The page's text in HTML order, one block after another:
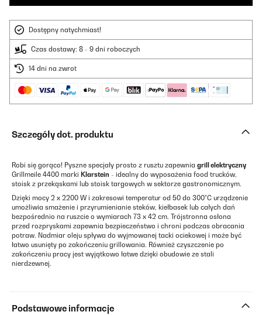
Dostępny natychmiast!
Czas dostawy: 8 - 9 dni roboczych
14 dni na zwrot
Szczegóły dot. produktu
Robi się gorąco! Pyszne specjały prosto z rusztu zapewnia grill elektryczny
Grillmeile 4400 marki Klarstein - idealny do wyposażenia food trucków,
stoisk z przekąskami lub stoisk targowych w sektorze gastronomicznym.
Dzięki mocy 2 x 2200 W i zakresowi temperatur od 50 do 300°C urządzenie
umożliwia smażenie i przyrumienianie steków, kiełbasek lub całych dań
bezpośrednio na ruszcie o wymiarach 73 x 42 cm. Trójstronna osłona
przed rozpryskami zapewnia bezpieczeństwo i chroni podczas obracania
potraw. Nadmiar oleju spływa do wyjmowanej tacki ociekowej i może być
łatwo usunięty po zakończeniu grillowania. Również czyszczenie po
zakończeniu pracy jest wyjątkowo łatwe dzięki obudowie ze stali
nierdzewnej.
Podstawowe informacje